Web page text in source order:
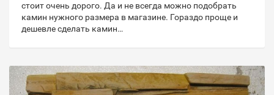
стоит очень дорого. Да и не всегда можно подобрать
камин нужного размера в магазине. Гораздо проще и
дешевле сделать камин…